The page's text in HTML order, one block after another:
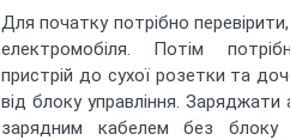
Для початку потрібно
електромобіля. Потім
пристрій до сухої розетки та
від блоку управління.
зарядним кабелем без